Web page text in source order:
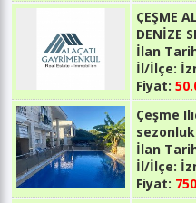
ÇEŞME
DENİZE
İlan
İl/İlçe:
Fiyat:
Çeşme
İlan
İl/İlçe:
Fiyat: